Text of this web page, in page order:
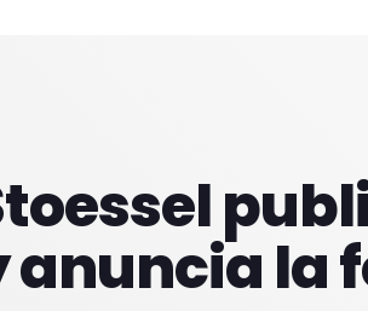
VIERNES DE
PROGRAMACIÓN
anuncia la